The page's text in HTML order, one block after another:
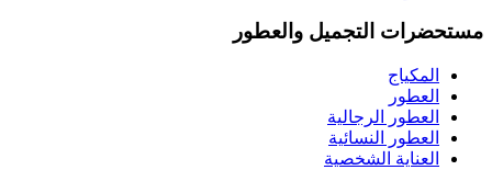
مستحضرات التجميل والعطور
المكياج
العطور
العطور الرجالية
العطور النسائية
العناية الشخصية